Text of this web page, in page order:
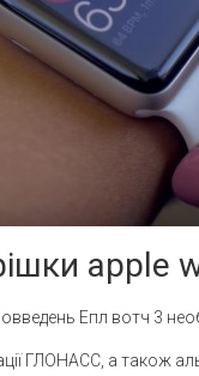
apple
Епл вотч 3
ГЛОНАСС, а також